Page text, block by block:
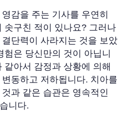
감을 주는 기사를 우연히
솟구친 적이 있나요? 그러나
단력이 사라지는 것을 보았
험은 당신만의 것이 아닙니
같아서 감정과 상황에 의해
동하고 저하됩니다. 치아를
과 같은 습관은 영속적인
니다.